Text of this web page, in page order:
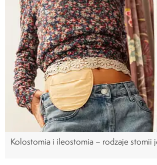
Kolostomia i ileostomia – rodzaje stomii